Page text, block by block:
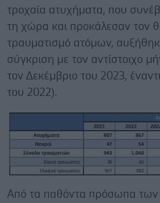
τροχαία ατυχήματα, που
τη χώρα και προκάλεσαν τοv
τραυματισμό ατόμων,
σύγκριση με τον αντίστοιχο
τον Δεκέμβριο του 2023,
του 2022).
Από τα παθόντα πρόσωπα των